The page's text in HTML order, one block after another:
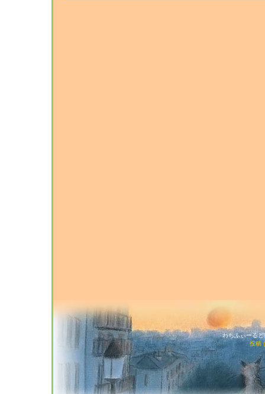
わちふぃーる
投稿